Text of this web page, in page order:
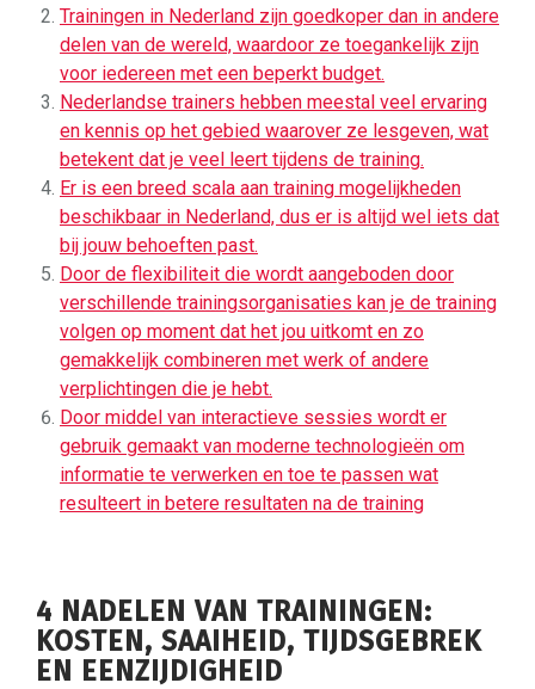
Trainingen in Nederland zijn goedkoper dan in andere
delen van de wereld, waardoor ze toegankelijk zijn
voor iedereen met een beperkt budget.
Nederlandse trainers hebben meestal veel ervaring
en kennis op het gebied waarover ze lesgeven, wat
betekent dat je veel leert tijdens de training.
Er is een breed scala aan training mogelijkheden
beschikbaar in Nederland, dus er is altijd wel iets dat
bij jouw behoeften past.
Door de flexibiliteit die wordt aangeboden door
verschillende trainingsorganisaties kan je de training
volgen op moment dat het jou uitkomt en zo
gemakkelijk combineren met werk of andere
verplichtingen die je hebt.
Door middel van interactieve sessies wordt er
gebruik gemaakt van moderne technologieën om
informatie te verwerken en toe te passen wat
resulteert in betere resultaten na de training
4 NADELEN VAN TRAININGEN:
KOSTEN, SAAIHEID, TIJDSGEBREK
EN EENZIJDIGHEID